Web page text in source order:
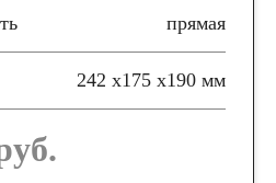
прямая
242 x175 x190 мм